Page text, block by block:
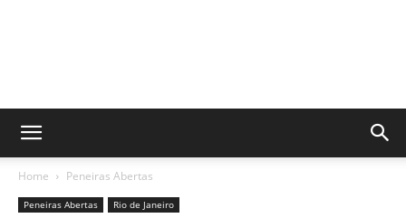
Home Peneiras Abertas
Peneiras Abertas Rio de Janeiro